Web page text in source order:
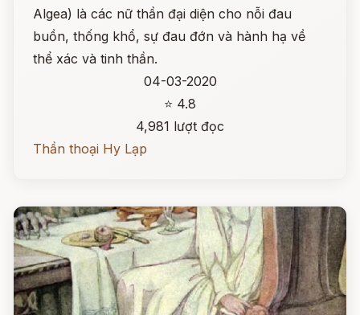
Algea) là các nữ thần đại diện cho nỗi đau
buồn, thống khổ, sự đau đớn và hành hạ về
thể xác và tinh thần.
04-03-2020
⭐ 4.8
4,981 lượt đọc
Thần thoại Hy Lạp